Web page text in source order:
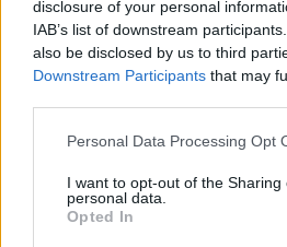
disclosure of your personal
IAB’s list of downstream
also be disclosed by us to third
Downstream Participants that may
Personal Data Processing Opt
I want to opt-out of the Sharing
personal data.
Opted In
Πηγή: ΑΠΕ-ΜΠΕ
στο Google